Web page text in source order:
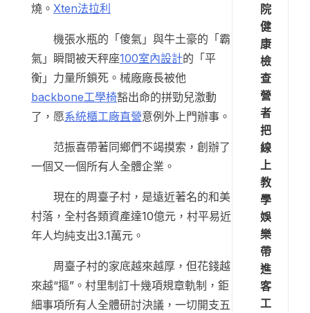
燒。 Xten法拉利
機張水瓶的「傻氣」與牛土豪的「霸
氣」瞬間被天秤座100室內設計的「平
衡」力量所鎖死。械廠廠長被他
backbone工學椅豁出命的拼勁兒激動
了，愿系統櫃工廠直營意例外上門辦事。
范振喜帶著同鄉們不竭摸索，創辦了
一個又一個所有人全體企業。
現在的周臺子村，是遠近著名的和美
村落，全村各類資產達10億元，村平易近
年人均純支出3.1萬元。
周臺子村的家底越來越厚，但花錢越
來越“摳”。村里制訂十幾項規章軌制，鉅
細事項所有人全體研討決議，一切開支五
院
健
康
檢
查
營
者
把
線
上
教
學
娛
樂
帶
進
客
工